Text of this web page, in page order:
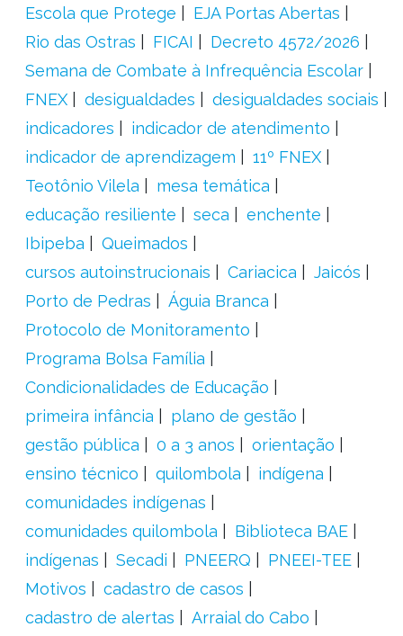
Escola que Protege
EJA Portas Abertas
Rio das Ostras
FICAI
Decreto 4572/2026
Semana de Combate à Infrequência Escolar
FNEX
desigualdades
desigualdades sociais
indicadores
indicador de atendimento
indicador de aprendizagem
11º FNEX
Teotônio Vilela
mesa temática
educação resiliente
seca
enchente
Ibipeba
Queimados
cursos autoinstrucionais
Cariacica
Jaicós
Porto de Pedras
Águia Branca
Protocolo de Monitoramento
Programa Bolsa Família
Condicionalidades de Educação
primeira infância
plano de gestão
gestão pública
0 a 3 anos
orientação
ensino técnico
quilombola
indígena
comunidades indígenas
comunidades quilombola
Biblioteca BAE
indígenas
Secadi PNEERQ
PNEEI-TEE
Motivos
cadastro de casos
cadastro de alertas
Arraial do Cabo